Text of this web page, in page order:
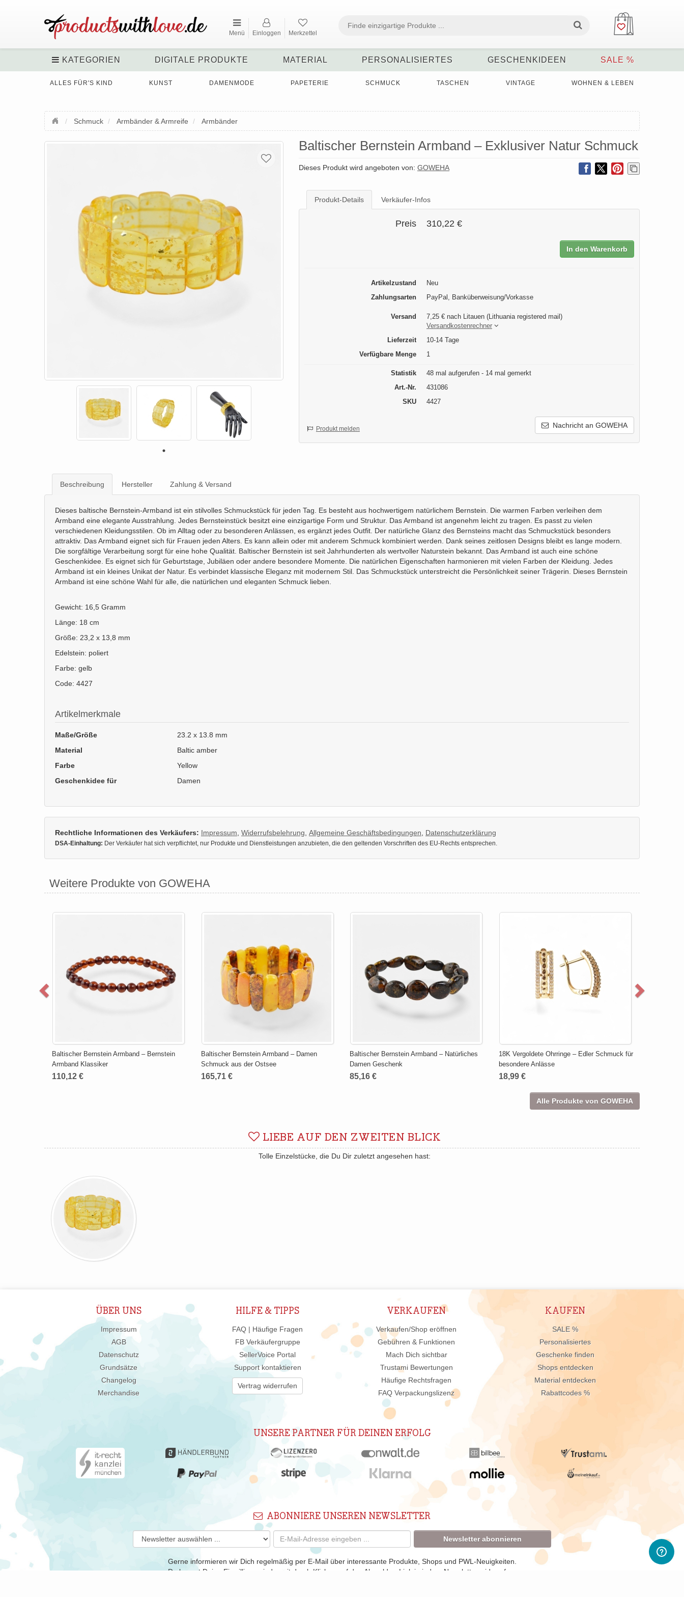
Menü Einloggen Merkzettel
KATEGORIEN DIGITALE PRODUKTE MATERIAL PERSONALISIERTES GESCHENKIDEEN SALE %
ALLES FÜR'S KIND KUNST DAMENMODE PAPETERIE SCHMUCK TASCHEN VINTAGE WOHNEN & LEBEN
Schmuck Armbänder & Armreife Armbänder
Baltischer Bernstein Armband – Exklusiver Natur Schmuck
Dieses Produkt wird angeboten von: GOWEHA
Produkt-Details Verkäufer-Infos
Preis 310,22 €
In den Warenkorb
Artikelzustand
Neu
Zahlungsarten
PayPal, Banküberweisung/Vorkasse
Versand
7,25 € nach Litauen (Lithuania registered mail)
Versandkostenrechner
Lieferzeit
10-14 Tage
Verfügbare Menge
1
Statistik
48 mal aufgerufen - 14 mal gemerkt
Art.-Nr.
431086
SKU
4427
Nachricht an GOWEHA
Produkt melden
Beschreibung Hersteller Zahlung & Versand
Dieses baltische Bernstein-Armband ist ein stilvolles Schmuckstück für jeden Tag. Es besteht aus hochwertigem natürlichem Bernstein. Die warmen Farben verleihen dem
Armband eine elegante Ausstrahlung. Jedes Bernsteinstück besitzt eine einzigartige Form und Struktur. Das Armband ist angenehm leicht zu tragen. Es passt zu vielen
verschiedenen Kleidungsstilen. Ob im Alltag oder zu besonderen Anlässen, es ergänzt jedes Outfit. Der natürliche Glanz des Bernsteins macht das Schmuckstück besonders
attraktiv. Das Armband eignet sich für Frauen jeden Alters. Es kann allein oder mit anderem Schmuck kombiniert werden. Dank seines zeitlosen Designs bleibt es lange modern.
Die sorgfältige Verarbeitung sorgt für eine hohe Qualität. Baltischer Bernstein ist seit Jahrhunderten als wertvoller Naturstein bekannt. Das Armband ist auch eine schöne
Geschenkidee. Es eignet sich für Geburtstage, Jubiläen oder andere besondere Momente. Die natürlichen Eigenschaften harmonieren mit vielen Farben der Kleidung. Jedes
Armband ist ein kleines Unikat der Natur. Es verbindet klassische Eleganz mit modernem Stil. Das Schmuckstück unterstreicht die Persönlichkeit seiner Trägerin. Dieses Bernstein
Armband ist eine schöne Wahl für alle, die natürlichen und eleganten Schmuck lieben.
Gewicht: 16,5 Gramm
Länge: 18 cm
Größe: 23,2 x 13,8 mm
Edelstein: poliert
Farbe: gelb
Code: 4427
Artikelmerkmale
Maße/Größe
23.2 x 13.8 mm
Material
Baltic amber
Farbe
Yellow
Geschenkidee für
Damen
Rechtliche Informationen des Verkäufers: Impressum Widerrufsbelehrung Allgemeine Geschäftsbedingungen Datenschutzerklärung
DSA-Einhaltung: Der Verkäufer hat sich verpflichtet, nur Produkte und Dienstleistungen anzubieten, die den geltenden Vorschriften des EU-Rechts entsprechen.
Weitere Produkte von GOWEHA
Baltischer Bernstein Armband – Bernstein
Armband Klassiker
110,12 €
Baltischer Bernstein Armband – Damen
Schmuck aus der Ostsee
165,71 €
Baltischer Bernstein Armband – Natürliches
Damen Geschenk
85,16 €
18K Vergoldete Ohrringe – Edler Schmuck für
besondere Anlässe
18,99 €
Alle Produkte von GOWEHA
LIEBE AUF DEN ZWEITEN BLICK
Tolle Einzelstücke, die Du Dir zuletzt angesehen hast:
ÜBER UNS
Impressum
AGB
Datenschutz
Grundsätze
Changelog
Merchandise
HILFE & TIPPS
FAQ | Häufige Fragen
FB Verkäufergruppe
SellerVoice Portal
Support kontaktieren
Vertrag widerrufen
VERKAUFEN
Verkaufen/Shop eröffnen
Gebühren & Funktionen
Mach Dich sichtbar
Trustami Bewertungen
Häufige Rechtsfragen
FAQ Verpackungslizenz
KAUFEN
SALE %
Personalisiertes
Geschenke finden
Shops entdecken
Material entdecken
Rabattcodes %
UNSERE PARTNER FÜR DEINEN ERFOLG
ABONNIERE UNSEREN NEWSLETTER
Newsletter abonnieren
Gerne informieren wir Dich regelmäßig per E-Mail über interessante Produkte, Shops und PWL-Neuigkeiten.
Du kannst Deine Einwilligung jederzeit durch Klicken auf den Abmelden-Link in jedem Newsletter widerrufen.